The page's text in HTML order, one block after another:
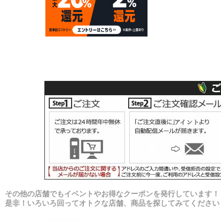
その他の店舗でもイベントやお得なクーポンを発行しています！
是非！いろいろ回ってオトクな店舗、商品を探してみてくださ